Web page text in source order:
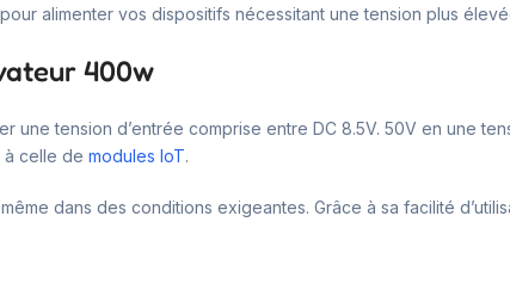
alimenter vos dispositifs nécessitant une tension plus
400w
tension d’entrée comprise entre DC 8.5V. 50V en une
à celle de modules IoT.
dans des conditions exigeantes. Grâce à sa facilité